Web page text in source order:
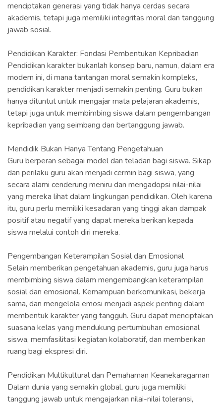
menciptakan generasi yang tidak hanya cerdas secara
akademis, tetapi juga memiliki integritas moral dan tanggung
jawab sosial.
Pendidikan Karakter: Fondasi Pembentukan Kepribadian
Pendidikan karakter bukanlah konsep baru, namun, dalam era
modern ini, di mana tantangan moral semakin kompleks,
pendidikan karakter menjadi semakin penting. Guru bukan
hanya dituntut untuk mengajar mata pelajaran akademis,
tetapi juga untuk membimbing siswa dalam pengembangan
kepribadian yang seimbang dan bertanggung jawab.
Mendidik Bukan Hanya Tentang Pengetahuan
Guru berperan sebagai model dan teladan bagi siswa. Sikap
dan perilaku guru akan menjadi cermin bagi siswa, yang
secara alami cenderung meniru dan mengadopsi nilai-nilai
yang mereka lihat dalam lingkungan pendidikan. Oleh karena
itu, guru perlu memiliki kesadaran yang tinggi akan dampak
positif atau negatif yang dapat mereka berikan kepada
siswa melalui contoh diri mereka.
Pengembangan Keterampilan Sosial dan Emosional
Selain memberikan pengetahuan akademis, guru juga harus
membimbing siswa dalam mengembangkan keterampilan
sosial dan emosional. Kemampuan berkomunikasi, bekerja
sama, dan mengelola emosi menjadi aspek penting dalam
membentuk karakter yang tangguh. Guru dapat menciptakan
suasana kelas yang mendukung pertumbuhan emosional
siswa, memfasilitasi kegiatan kolaboratif, dan memberikan
ruang bagi ekspresi diri.
Pendidikan Multikultural dan Pemahaman Keanekaragaman
Dalam dunia yang semakin global, guru juga memiliki
tanggung jawab untuk mengajarkan nilai-nilai toleransi,